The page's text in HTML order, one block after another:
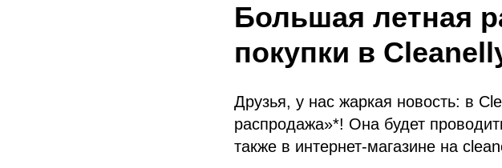
Большая летная
покупки в
Друзья, у нас жаркая новость: в
распродажа»*! Она будет
также в интернет-магазине на